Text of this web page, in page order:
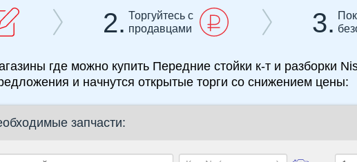
2. Торгуйтесь с
продавцами
3.
где можно купить Передние стойки к-т и разборки
и начнутся открытые торги со снижением цены:
запчасти: